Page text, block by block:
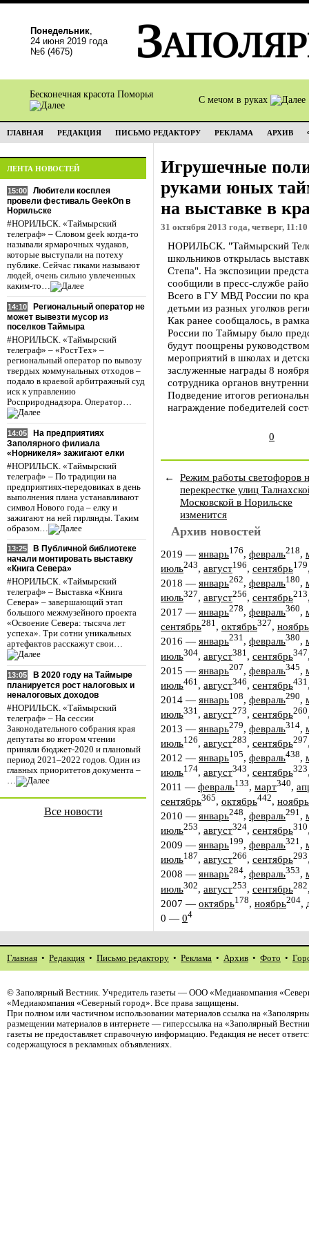
Понедельник,
24 июня 2019 года
№6 (4675)
Бесконечная красота Поморья
С мечом в руках
ГЛАВНАЯ РЕДАКЦИЯ ПИСЬМО РЕДАКТОРУ РЕКЛАМА АРХИВ
ЛЕНТА НОВОСТЕЙ
15:00
Любители косплея
провели фестиваль GeekOn в
Норильске
#НОРИЛЬСК. «Таймырский
телеграф» – Словом geek когда-то
называли ярмарочных чудаков,
которые выступали на потеху
публике. Сейчас гиками называют
людей, очень сильно увлеченных
каким-то…
14:10
Региональный оператор не
может вывезти мусор из
поселков Таймыра
#НОРИЛЬСК. «Таймырский
телеграф» – «РостТех» –
региональный оператор по вывозу
твердых коммунальных отходов –
подало в краевой арбитражный суд
иск к управлению
Росприроднадзора. Оператор…
14:05
На предприятиях
Заполярного филиала
«Норникеля» зажигают елки
#НОРИЛЬСК. «Таймырский
телеграф» – По традиции на
предприятиях-передовиках в день
выполнения плана устанавливают
символ Нового года – елку и
зажигают на ней гирлянды. Таким
образом…
13:25
В Публичной библиотеке
начали монтировать выставку
«Книга Севера»
#НОРИЛЬСК. «Таймырский
телеграф» – Выставка «Книга
Севера» – завершающий этап
большого межмузейного проекта
«Освоение Севера: тысяча лет
успеха». Три сотни уникальных
артефактов расскажут свои…
13:05
В 2020 году на Таймыре
планируется рост налоговых и
неналоговых доходов
#НОРИЛЬСК. «Таймырский
телеграф» – На сессии
Законодательного собрания края
депутаты во втором чтении
приняли бюджет-2020 и плановый
период 2021–2022 годов. Один из
главных приоритетов документа –
…
Все новости
Игрушечные
руками юных
на выставке в
31 октября 2013 года, четверг, 11:10
НОРИЛЬСК. "Таймырский
школьников открылась
Степа". На экспозиции
сообщили в пресс-службе
Всего в ГУ МВД России по
детьми из разных уголков
Как ранее сообщалось, в
России по Таймыру было
будут поощрены
мероприятий в школах и
заслуженные награды 8
сотрудника органов
Подведение итогов
награждение победителей
0
←
Режим работы светофоров
перекрестке улиц
Московской в Норильске
изменится
Архив новостей
2019 — январь176, февраль218,
июль243, август196, сентябрь179
2018 — январь262, февраль180,
июль327, август256, сентябрь213
2017 — январь278, февраль360,
сентябрь281, октябрь327, ноябрь
2016 — январь231, февраль380,
июль304, август381 , сентябрь347
2015 — январь207, февраль345,
июль461 , август346, сентябрь431
2014 — январь108, февраль290,
июль331 , август273, сентябрь260
2013 — январь279, февраль314,
июль126, август283, сентябрь297
2012 — январь105, февраль438,
июль174, август343, сентябрь323
2011 — февраль133, март340,
сентябрь365, октябрь442, ноябрь
2010 — январь248, февраль291,
июль253, август324, сентябрь310
2009 — январь199, февраль321,
июль187, август266, сентябрь293
2008 — январь284, февраль353,
июль302, август253, сентябрь282
2007 — октябрь178, ноябрь204,
0 — 04
Главная • Редакция • Письмо редактору • Реклама • Архив • Фото •
© Заполярный Вестник. Учредитель газеты — ООО «Медиакомпания
«Медиакомпания «Северный город». Все права защищены.
При полном или частичном использовании материалов ссылка на
размещении материалов в интернете — гиперссылка на «Заполярный
газеты не предоставляет справочную информацию. Редакция не несет
содержащуюся в рекламных объявлениях.